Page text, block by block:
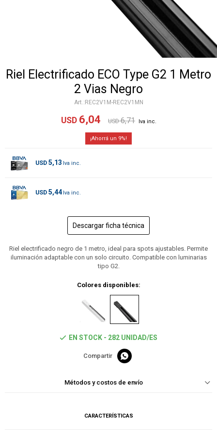
Riel Electrificado ECO Type G2 1 Metro
2 Vias Negro
REC2V1M-REC2V1MN
USD 6,04 USD 6,71
9
USD 5,13
USD 5,44
Descargar ficha técnica
Riel electrificado negro de 1 metro, ideal para spots ajustables. Permite
iluminación adaptable con un solo circuito. Compatible con luminarias
tipo G2.
Colores disponibles:
EN STOCK - 282 UNIDAD/ES

Métodos y costos de envío
CARACTERÍSTICAS